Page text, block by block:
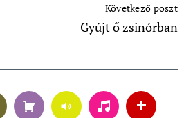
Következő poszt
Gyújt ő zsinórban